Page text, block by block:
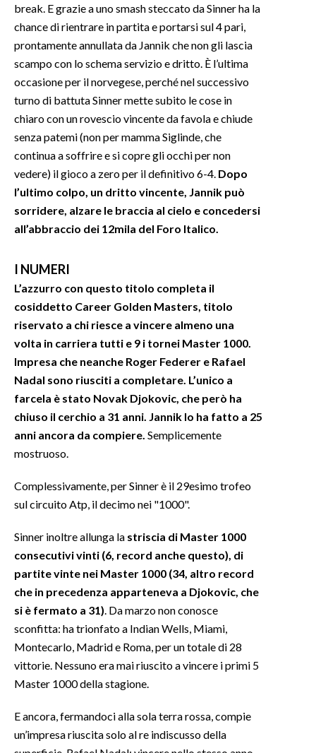
break. E grazie a uno smash steccato da Sinner ha la
chance di rientrare in partita e portarsi sul 4 pari,
prontamente annullata da Jannik che non gli lascia
scampo con lo schema servizio e dritto. È l’ultima
occasione per il norvegese, perché nel successivo
turno di battuta Sinner mette subito le cose in
chiaro con un rovescio vincente da favola e chiude
senza patemi (non per mamma Siglinde, che
continua a soffrire e si copre gli occhi per non
vedere) il gioco a zero per il definitivo 6-4. Dopo
l’ultimo colpo, un dritto vincente, Jannik può
sorridere, alzare le braccia al cielo e concedersi
all’abbraccio dei 12mila del Foro Italico.
I NUMERI
L’azzurro con questo titolo completa il
cosiddetto Career Golden Masters, titolo
riservato a chi riesce a vincere almeno una
volta in carriera tutti e 9 i tornei Master 1000.
Impresa che neanche Roger Federer e Rafael
Nadal sono riusciti a completare. L’unico a
farcela è stato Novak Djokovic, che però ha
chiuso il cerchio a 31 anni. Jannik lo ha fatto a 25
anni ancora da compiere. Semplicemente
mostruoso.
Complessivamente, per Sinner è il 29esimo trofeo
sul circuito Atp, il decimo nei "1000".
Sinner inoltre allunga la striscia di Master 1000
consecutivi vinti (6, record anche questo), di
partite vinte nei Master 1000 (34, altro record
che in precedenza apparteneva a Djokovic, che
si è fermato a 31) . Da marzo non conosce
sconfitta: ha trionfato a Indian Wells, Miami,
Montecarlo, Madrid e Roma, per un totale di 28
vittorie. Nessuno era mai riuscito a vincere i primi 5
Master 1000 della stagione.
E ancora, fermandoci alla sola terra rossa, compie
un’impresa riuscita solo al re indiscusso della